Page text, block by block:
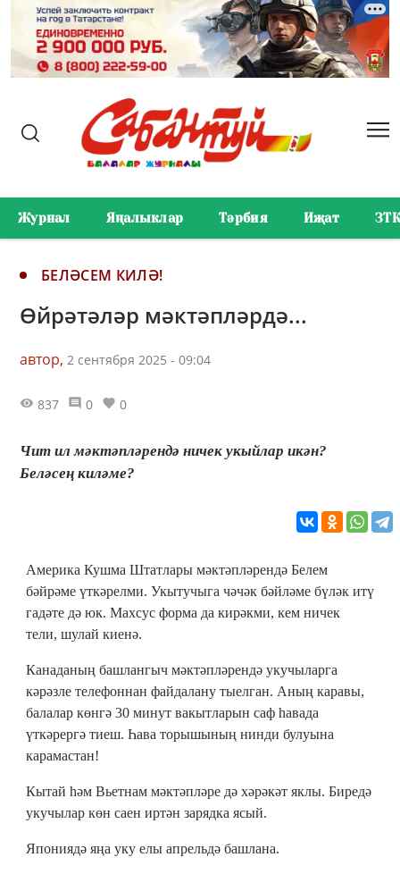
Журнал Яңалыклар Тәрбия Иҗат ЗТК
БЕЛӘСЕМ КИЛӘ!
Өйрәтәләр мәктәпләрдә...
автор, 2 сентября 2025 - 09:04
837 0 0
Чит ил мәктәпләрендә ничек укыйлар икән?
Беләсең киләме?
Америка Кушма Штатлары мәктәпләрендә Белем
бәйрәме үткәрелми. Укытучыга чәчәк бәйләме бүләк итү
гадәте дә юк. Махсус форма да кирәкми, кем ничек
тели, шулай киенә.
Канаданың башлангыч мәктәпләрендә укучыларга
кәрәзле телефоннан файдалану тыелган. Аның каравы,
балалар көнгә 30 минут вакытларын саф һавада
үткәрергә тиеш. Һава торышының нинди булуына
карамастан!
Кытай һәм Вьетнам мәктәпләре дә хәрәкәт яклы. Биредә
укучылар көн саен иртән зарядка ясый.
Япониядә яңа уку елы апрельдә башлана.